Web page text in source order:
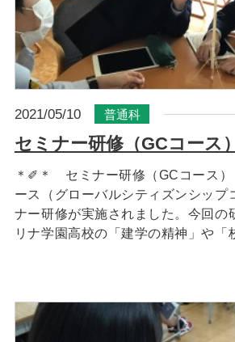
2021/05/10 普通科
セミナー研修（GCコース）
＊✐＊ セミナー研修（GCコー
ース（グローバルシティズンシップ
ナー研修が実施されました。今回の
リナ学園高校の「建学の精神」や「